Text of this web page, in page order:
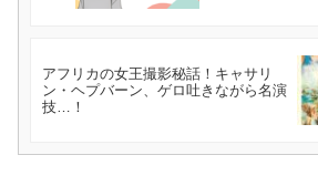
アフリカの女王撮影秘話！キャサリ
ン・ヘプバーン、ゲロ吐きながら名演
技…！